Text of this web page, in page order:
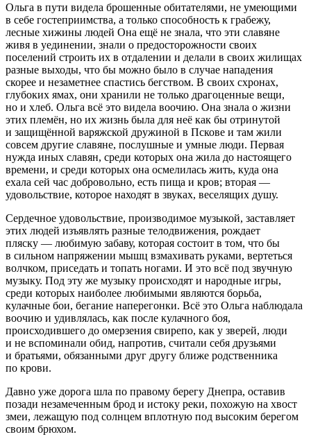
Ольга в пути видела брошенные обитателями, не умеющими
в себе гостеприимства, а только способность к грабежу,
лесные хижины людей Она ещё не знала, что эти славяне
живя в уединении, знали о предосторожности своих
поселений строить их в отдалении и делали в своих жилищах
разные выходы, что бы можно было в случае нападения
скорее и незаметнее спастись бегством. В своих схронах,
глубоких ямах, они хранили не только драгоценные вещи,
но и хлеб. Ольга всё это видела воочию. Она знала о жизни
этих племён, но их жизнь была для неё как бы отринутой
и защищённой варяжской дружиной в Пскове и там жили
совсем другие славяне, послушные и умные люди. Первая
нужда иных славян, среди которых она жила до настоящего
времени, и среди которых она осмелилась жить, куда она
ехала сей час добровольно, есть пища и кров; вторая —
удовольствие, которое находят в звуках, веселящих душу.
Сердечное удовольствие, производимое музыкой, заставляет
этих людей изъявлять разные телодвижения, рождает
пляску — любимую забаву, которая состоит в том, что бы
в сильном напряжении мышц взмахивать руками, вертеться
волчком, приседать и топать ногами. И это всё под звучную
музыку. Под эту же музыку происходят и народные игры,
среди которых наиболее любимыми являются борьба,
кулачные бои, бегание наперегонки. Всё это Ольга наблюдала
воочию и удивлялась, как после кулачного боя,
происходившего до омерзения свирепо, как у зверей, люди
и не вспоминали обид, напротив, считали себя друзьями
и братьями, обязанными друг другу ближе родственника
по крови.
Давно уже дорога шла по правому берегу Днепра, оставив
позади незамеченным брод и истоку реки, похожую на хвост
змеи, лежащую под солнцем вплотную под высоким берегом
своим брюхом.